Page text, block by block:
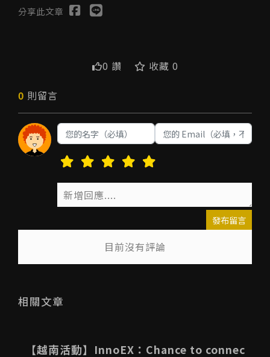
分享此文章
0 讚 收藏 0
0 則留言
發布留言
目前沒有評論
相關文章
【越南活動】InnoEX：Chance to connec